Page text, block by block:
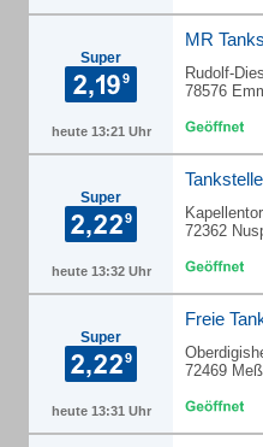
Super
heute 13:21 Uhr
MR
Rudolf-
78576
Super
heute 13:32 Uhr
72362
Super
heute 13:31 Uhr
Freie
72469